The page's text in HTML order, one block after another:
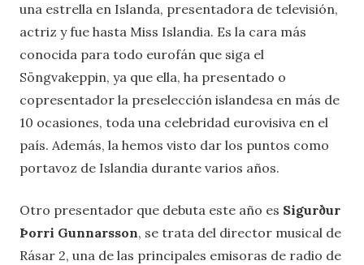
una estrella en Islanda, presentadora de televisión,
actriz y fue hasta Miss Islandia. Es la cara más
conocida para todo eurofán que siga el
Söngvakeppin, ya que ella, ha presentado o
copresentador la preselección islandesa en más de
10 ocasiones, toda una celebridad eurovisiva en el
país. Además, la hemos visto dar los puntos como
portavoz de Islandia durante varios años.
Otro presentador que debuta este año es Sigurður
Þorri Gunnarsson, se trata del director musical de
Rásar 2, una de las principales emisoras de radio de